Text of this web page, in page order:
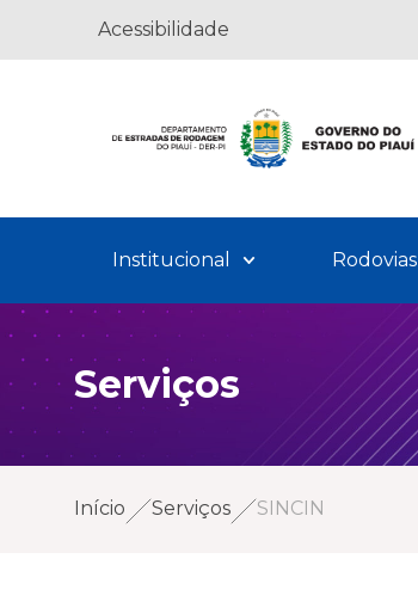
Acessibilidade
Institucional Rodovias
Serviços
Início Serviços SINCIN